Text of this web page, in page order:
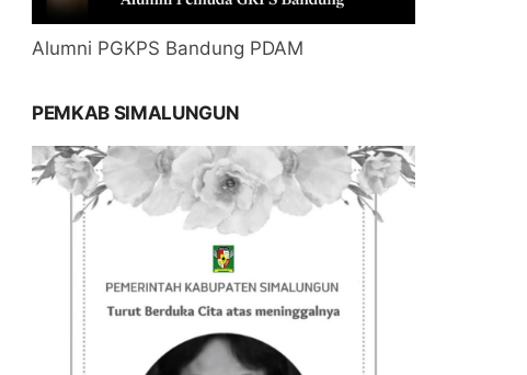
Alumni PGKPS Bandung PDAM
PEMKAB SIMALUNGUN